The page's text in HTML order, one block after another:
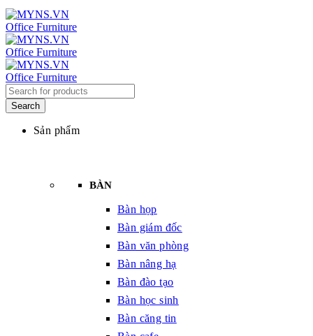
Sản phẩm
BÀN
Bàn họp
Bàn giám đốc
Bàn văn phòng
Bàn nâng hạ
Bàn đào tạo
Bàn học sinh
Bàn căng tin